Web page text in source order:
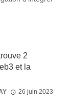
2
et la
26 juin 2023